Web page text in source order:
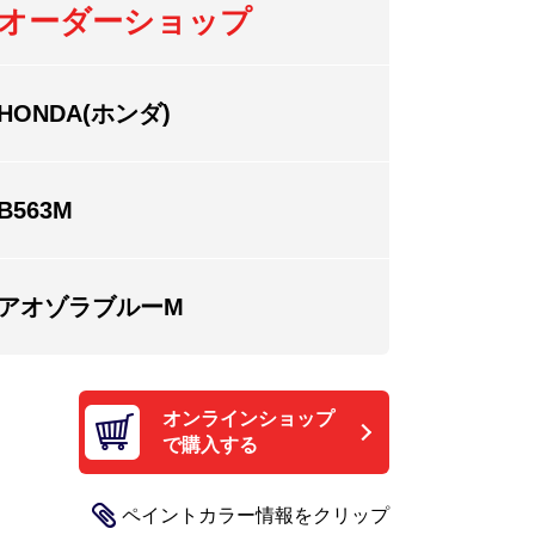
ーダーショップ
ホンダ)
オゾラブルーM
オンラインショップ
で購入する